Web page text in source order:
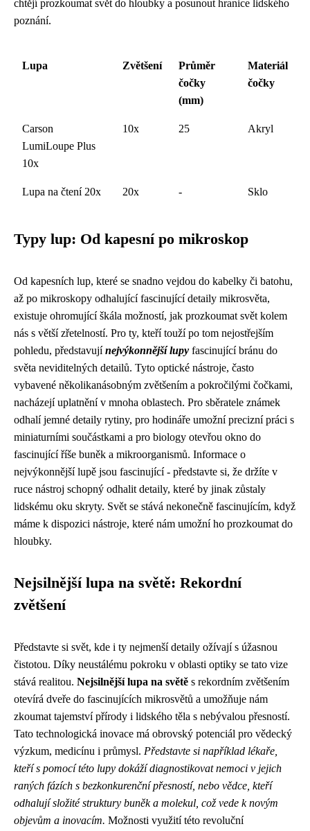
chtějí prozkoumat svět do hloubky a posunout hranice lidského
poznání.
Lupa Zvětšení
Průměr
čočky
(mm)
Materiál
čočky
Carson
LumiLoupe Plus
10x
10x 25 Akryl
Lupa na čtení 20x 20x - Sklo
Typy lup: Od kapesní po mikroskop
Od kapesních lup, které se snadno vejdou do kabelky či batohu,
až po mikroskopy odhalující fascinující detaily mikrosvěta,
existuje ohromující škála možností, jak prozkoumat svět kolem
nás s větší zřetelností. Pro ty, kteří touží po tom nejostřejším
pohledu, představujínejvýkonnější lupy fascinující bránu do
světa neviditelných detailů. Tyto optické nástroje, často
vybavené několikanásobným zvětšením a pokročilými čočkami,
nacházejí uplatnění v mnoha oblastech. Pro sběratele známek
odhalí jemné detaily rytiny, pro hodináře umožní precizní práci s
miniaturními součástkami a pro biology otevřou okno do
fascinující říše buněk a mikroorganismů. Informace o
nejvýkonnější lupě jsou fascinující - představte si, že držíte v
ruce nástroj schopný odhalit detaily, které by jinak zůstaly
lidskému oku skryty. Svět se stává nekonečně fascinujícím, když
máme k dispozici nástroje, které nám umožní ho prozkoumat do
hloubky.
Nejsilnější lupa na světě: Rekordní
zvětšení
Představte si svět, kde i ty nejmenší detaily ožívají s úžasnou
čistotou. Díky neustálému pokroku v oblasti optiky se tato vize
stává realitou. Nejsilnější lupa na světě s rekordním zvětšením
otevírá dveře do fascinujících mikrosvětů a umožňuje nám
zkoumat tajemství přírody i lidského těla s nebývalou přesností.
Tato technologická inovace má obrovský potenciál pro vědecký
výzkum, medicínu i průmysl. Představte si například lékaře,
kteří s pomocí této lupy dokáží diagnostikovat nemoci v jejich
raných fázích s bezkonkurenční přesností, nebo vědce, kteří
odhalují složité struktury buněk a molekul, což vede k novým
objevům a inovacím. Možnosti využití této revoluční